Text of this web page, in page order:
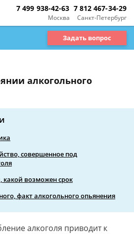
Москва
7 499 938-42-63
Санкт-Петербург
7 812 467-34-29
Задать вопрос
алкогольного
совершенное под
какой возможен срок
факт алкогольного опьянения
алкоголя приводит к